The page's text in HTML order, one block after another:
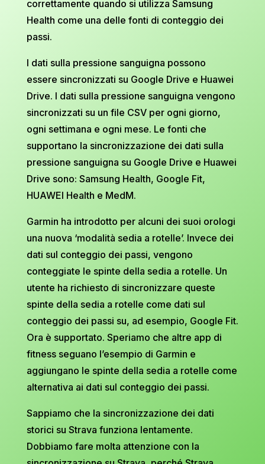
correttamente quando si utilizza Samsung
Health come una delle fonti di conteggio dei
passi.
I dati sulla pressione sanguigna possono
essere sincronizzati su Google Drive e Huawei
Drive. I dati sulla pressione sanguigna vengono
sincronizzati su un file CSV per ogni giorno,
ogni settimana e ogni mese. Le fonti che
supportano la sincronizzazione dei dati sulla
pressione sanguigna su Google Drive e Huawei
Drive sono: Samsung Health, Google Fit,
HUAWEI Health e MedM.
Garmin ha introdotto per alcuni dei suoi orologi
una nuova ‘modalità sedia a rotelle’. Invece dei
dati sul conteggio dei passi, vengono
conteggiate le spinte della sedia a rotelle. Un
utente ha richiesto di sincronizzare queste
spinte della sedia a rotelle come dati sul
conteggio dei passi su, ad esempio, Google Fit.
Ora è supportato. Speriamo che altre app di
fitness seguano l’esempio di Garmin e
aggiungano le spinte della sedia a rotelle come
alternativa ai dati sul conteggio dei passi.
Sappiamo che la sincronizzazione dei dati
storici su Strava funziona lentamente.
Dobbiamo fare molta attenzione con la